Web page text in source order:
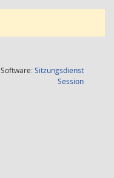
Software:Sitzungsdienst
Session(Wird in